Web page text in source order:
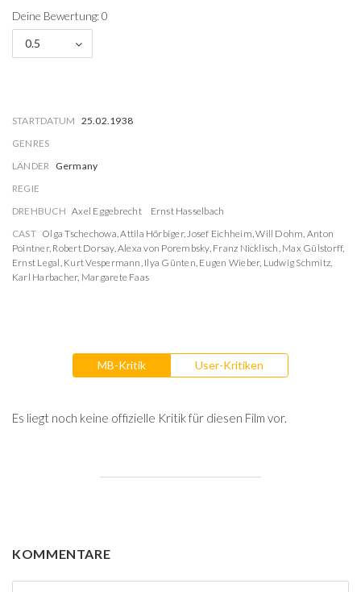
Deine Bewertung: 0
0.5
STARTDATUM 25.02.1938
GENRES
LÄNDER Germany
REGIE
DREHBUCH Axel Eggebrecht
Ernst Hasselbach
CAST Olga Tschechowa,Attila Hörbiger,Josef Eichheim,Will Dohm, Anton
Pointner, Robert Dorsay,Alexa von Porembsky, Franz Nicklisch, Max Gülstorff,
Ernst Legal, Kurt Vespermann, Ilya Günten, Eugen Wieber, Ludwig Schmitz,
Karl Harbacher, Margarete Faas
MB-Kritik User-Kritiken
Es liegt noch keine offizielle Kritik für diesen Film vor.
KOMMENTARE